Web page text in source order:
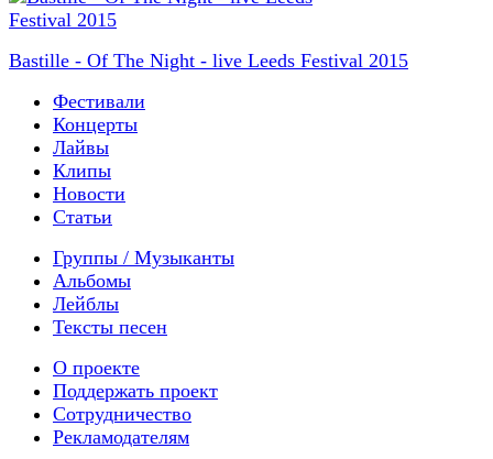
Bastille - Of The Night - live Leeds Festival 2015
Фестивали
Концерты
Лайвы
Клипы
Новости
Статьи
Группы / Музыканты
Альбомы
Лейблы
Тексты песен
О проекте
Поддержать проект
Сотрудничество
Рекламодателям